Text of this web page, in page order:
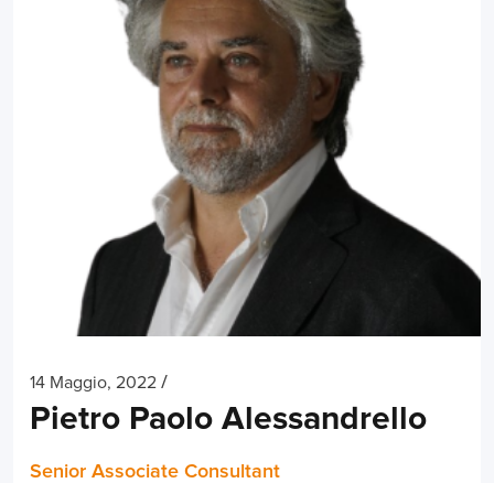
14 Maggio, 2022 /
Pietro Paolo Alessandrello
Senior Associate Consultant